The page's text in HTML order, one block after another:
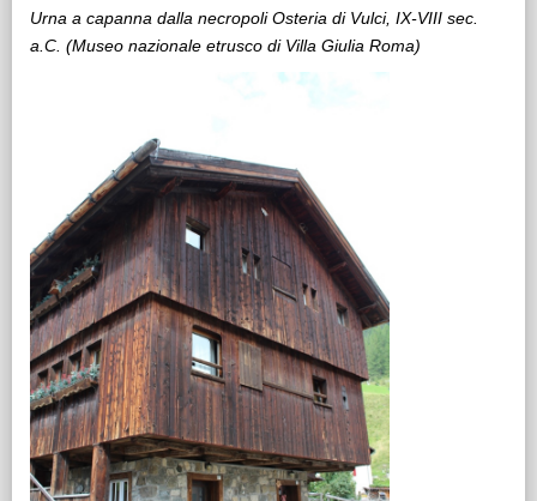
Urna a capanna dalla necropoli Osteria di Vulci, IX-VIII sec.
a.C. (Museo nazionale etrusco di Villa Giulia Roma)